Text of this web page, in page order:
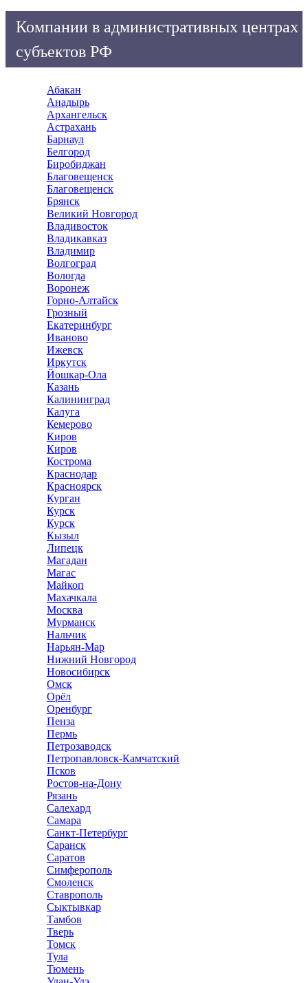
Компании в административных центрах
субъектов РФ
Абакан
Анадырь
Архангельск
Астрахань
Барнаул
Белгород
Биробиджан
Благовещенск
Благовещенск
Брянск
Великий Новгород
Владивосток
Владикавказ
Владимир
Волгоград
Вологда
Воронеж
Горно-Алтайск
Грозный
Екатеринбург
Иваново
Ижевск
Иркутск
Йошкар-Ола
Казань
Калининград
Калуга
Кемерово
Киров
Киров
Кострома
Краснодар
Красноярск
Курган
Курск
Курск
Кызыл
Липецк
Магадан
Магас
Майкоп
Махачкала
Москва
Мурманск
Нальчик
Нарьян-Мар
Нижний Новгород
Новосибирск
Омск
Орёл
Оренбург
Пенза
Пермь
Петрозаводск
Петропавловск-Камчатский
Псков
Ростов-на-Дону
Рязань
Салехард
Самара
Санкт-Петербург
Саранск
Саратов
Симферополь
Смоленск
Ставрополь
Сыктывкар
Тамбов
Тверь
Томск
Тула
Тюмень